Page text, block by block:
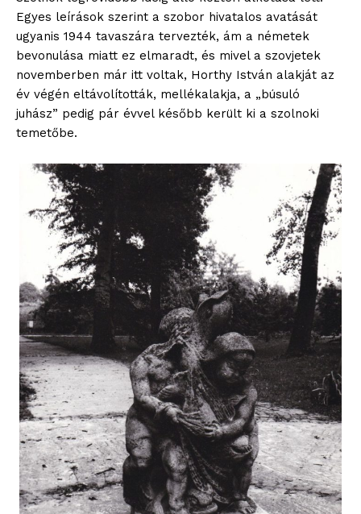
Egyes leírások szerint a szobor hivatalos avatását
ugyanis 1944 tavaszára tervezték, ám a németek
bevonulása miatt ez elmaradt, és mivel a szovjetek
novemberben már itt voltak, Horthy István alakját az
év végén eltávolították, mellékalakja, a „búsuló
juhász” pedig pár évvel később került ki a szolnoki
temetőbe.